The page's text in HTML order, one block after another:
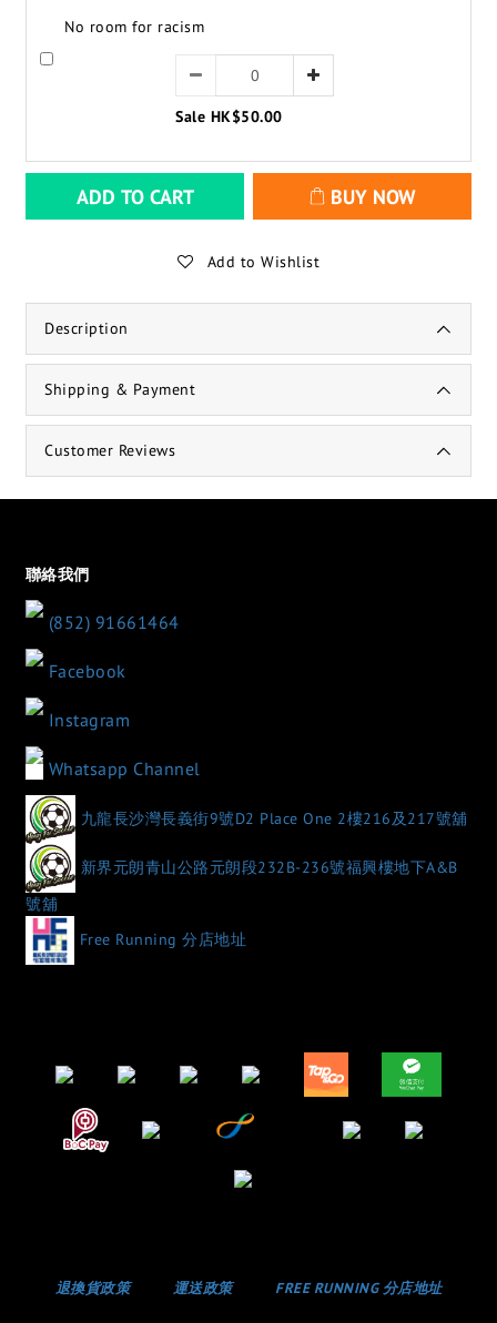
No room for racism
Sale HK$50.00
ADD TO CART BUY NOW
Add to Wishlist
Description
Shipping & Payment
Customer Reviews
聯絡我們
(852) 91661464
Facebook
Instagram
Whatsapp Channel
九龍長沙灣長義街9號D2 Place One 2樓216及217號舖
新界元朗青山公路元朗段232B-236號福興樓地下A&B
號舖
Free Running 分店地址
退換貨政策 運送政策 FREE RUNNING 分店地址